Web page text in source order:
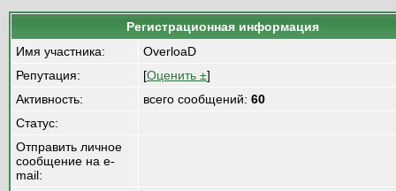
Регистрационная информация
Имя участника:
OverloaD
Репутация:
[Оценить ±]
Активность:
всего сообщений: 60
Статус:
Отправить личное
сообщение на e-
mail: